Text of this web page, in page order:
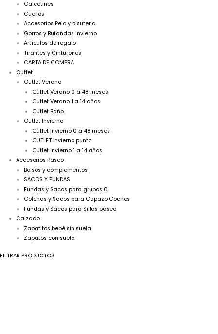
Calcetines
Cuellos
Accesorios Pelo y bisuteria
Gorros y Bufandas invierno
Artículos de regalo
Tirantes y Cinturones
CARTA DE COMPRA
Outlet
Outlet Verano
Outlet Verano 0 a 48 meses
Outlet Verano 1 a 14 años
Outlet Baño
Outlet Invierno
Outlet Invierno 0 a 48 meses
OUTLET Invierno punto
Outlet Invierno 1 a 14 años
Accesorios Paseo
Bolsos y complementos
SACOS Y FUNDAS
Fundas y Sacos para grupos 0
Colchas y Sacos para Capazo Coches
Fundas y Sacos para Sillas paseo
Calzado
Zapatitos bebé sin suela
Zapatos con suela
FILTRAR PRODUCTOS